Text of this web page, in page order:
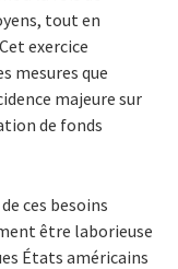
tout en
exercice
mesures que
majeure sur
de fonds
ces besoins
être laborieuse
États américains